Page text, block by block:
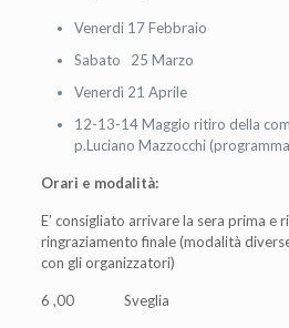
Venerdi 17 Febbraio
Sabato 25 Marzo
Venerdì 21 Aprile
12-13-14 Maggio ritiro della
p.Luciano Mazzocchi
Orari e modalità:
E’ consigliato arrivare la sera prima e
ringraziamento finale (modalità
con gli organizzatori)
6 ,00 Sveglia